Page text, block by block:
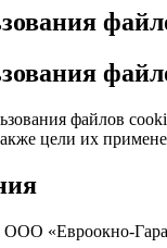
файлов
цели их
ООО «Евроокно-